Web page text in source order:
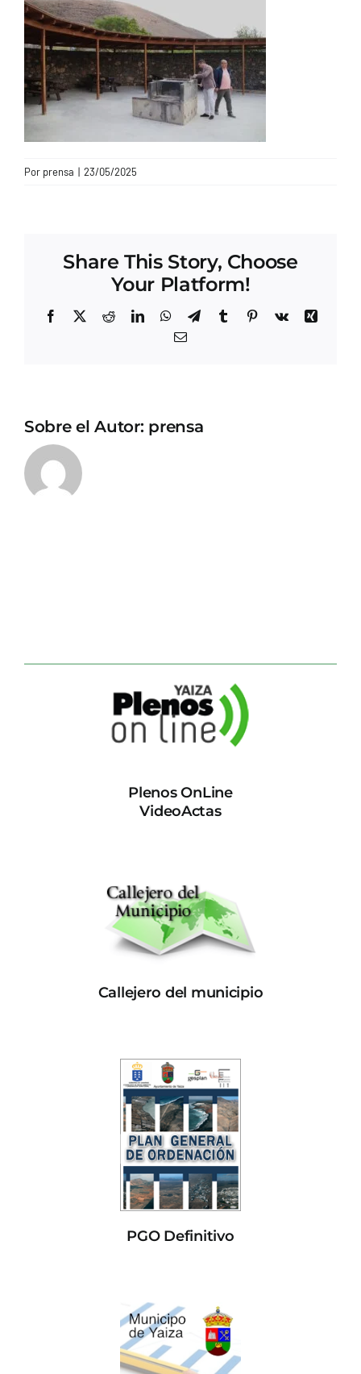
CONTACTO
Por prensa | 23/05/2025
Share This Story, Choose
Your Platform!
Facebook
X RedditLinkedInWhatsApp
TelegramTumblrPinterest
Vk
Xing
Correo
Sobre el Autor: prensa
Plenos OnLine
VideoActas
Callejero del municipio
PGO Definitivo